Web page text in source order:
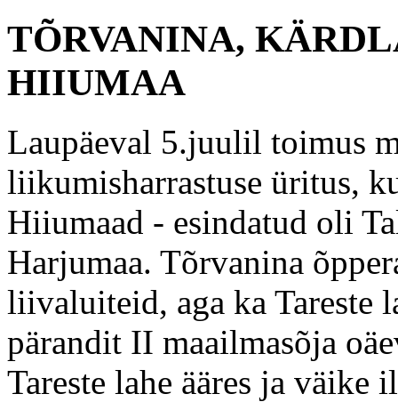
TÕRVANINA,
HIIUMAA
Laupäeval 5.juulil toimus
liikumisharrastuse üritus,
Hiiumaad - esindatud oli
Harjumaa. Tõrvanina
liivaluiteid, aga ka Tareste
pärandit II maailmasõja
Tareste lahe ääres ja väike